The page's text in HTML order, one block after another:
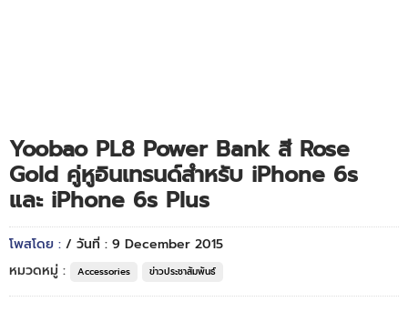
Yoobao PL8 Power Bank สี Rose
Gold คู่หูอินเทรนด์สำหรับ iPhone 6s
และ iPhone 6s Plus
โพสโดย : / วันที่ : 9 December 2015
หมวดหมู่ :
Accessories ข่าวประชาสัมพันธ์